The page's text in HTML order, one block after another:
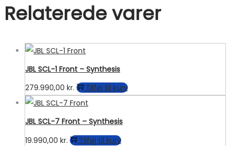
Relaterede varer
JBL SCL-1 Front – Synthesis
279.990,00 kr. Tilføj til kurv
JBL SCL-7 Front – Synthesis
19.990,00 kr. Tilføj til kurv